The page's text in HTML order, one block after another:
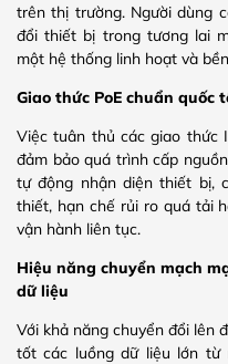
trên thị trường. Người dùng
đổi thiết bị trong tương lai
một hệ thống linh hoạt và
Giao thức PoE chuẩn quốc
Việc tuân thủ các giao thức
đảm bảo quá trình cấp
tự động nhận diện thiết bị,
thiết, hạn chế rủi ro quá tải
vận hành liên tục.
Hiệu năng chuyển mạch
dữ liệu
Với khả năng chuyển đổi lên
tốt các luồng dữ liệu lớn từ